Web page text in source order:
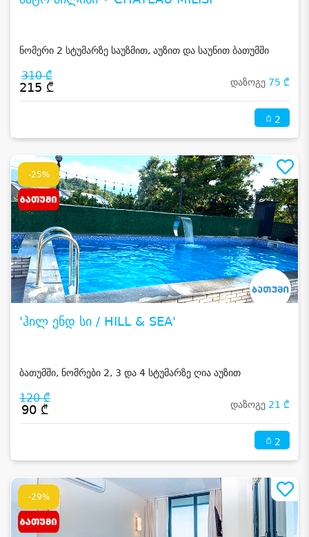
ნომერი 2 სტუმარზე საუზმით, აუზით და საუნით ბათუმში
310 ₾
215 ₾ დაზოგე 75 ₾
2
-25%
'ჰილ ენდ სი / HILL & SEA'
ბათუმში, ნომრები 2, 3 და 4 სტუმარზე ღია აუზით
120 ₾
90 ₾ დაზოგე 21 ₾
2
-29%